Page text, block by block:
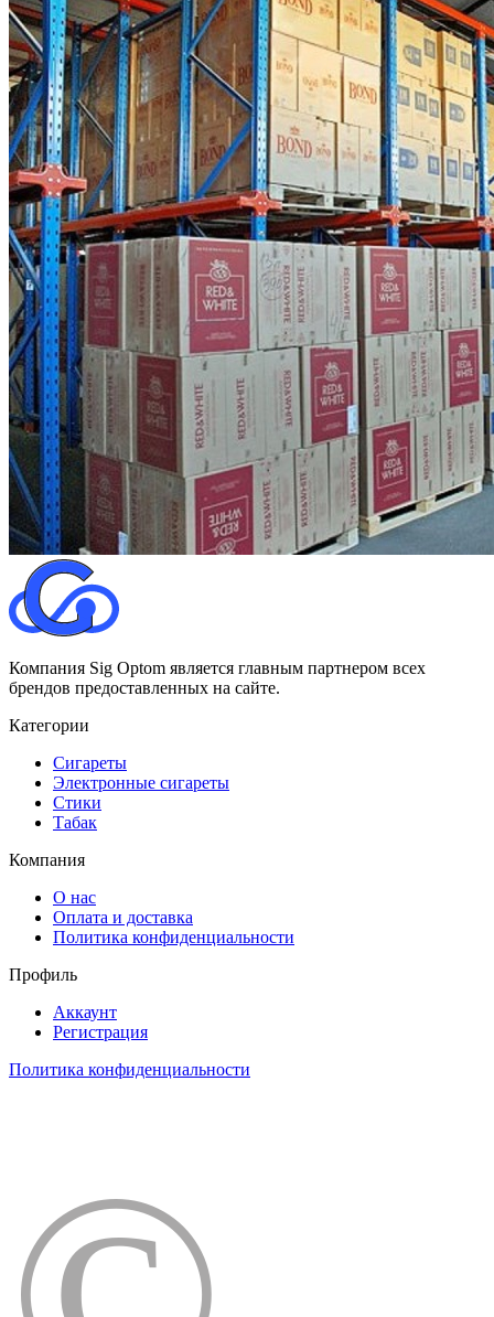
Компания Sig Optom является главным партнером всех
брендов предоставленных на сайте.
Категории
Сигареты
Электронные сигареты
Стики
Табак
Компания
О нас
Оплата и доставка
Политика конфиденциальности
Профиль
Аккаунт
Регистрация
Политика конфиденциальности